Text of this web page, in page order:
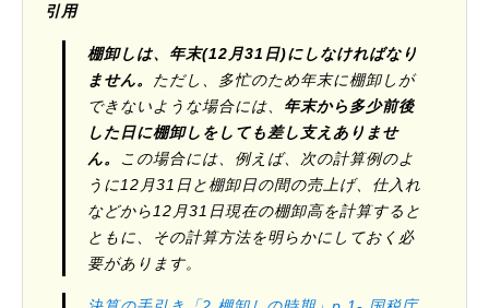
引用
棚卸しは、年末(12月31日)にしなければなり
ません。
ただし、多忙のため年末に棚卸しが
できないような場合には、 年末から多少前後
した日に棚卸しをしても差し支えありませ
ん。
この場合には、例えば、次の計算例のよ
うに12月31日と棚卸日の間の売上げ、仕入れ
などから12月31日現在の棚卸高を計算すると
ともに、その計算方法を明らかにしておく必
要があります。